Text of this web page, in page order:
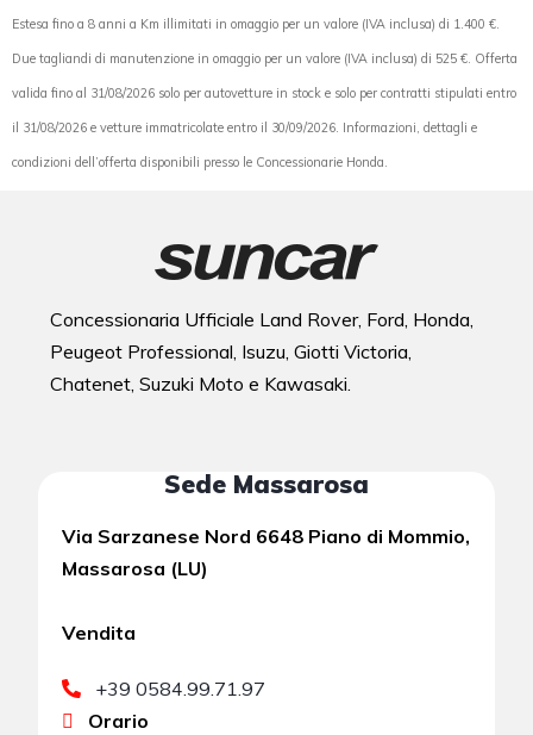
Estesa fino a 8 anni a Km illimitati in omaggio per un valore (IVA inclusa) di 1.400 €.
Due tagliandi di manutenzione in omaggio per un valore (IVA inclusa) di 525 €. Offerta
valida fino al 31/08/2026 solo per autovetture in stock e solo per contratti stipulati entro
il 31/08/2026 e vetture immatricolate entro il 30/09/2026. Informazioni, dettagli e
condizioni dell’offerta disponibili presso le Concessionarie Honda.
Concessionaria Ufficiale Land Rover, Ford, Honda,
Peugeot Professional, Isuzu, Giotti Victoria,
Chatenet, Suzuki Moto e Kawasaki.
Sede Massarosa
Via Sarzanese Nord 6648 Piano di Mommio,
Massarosa (LU)
Vendita
+39 0584.99.71.97
Orario